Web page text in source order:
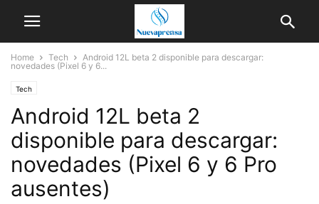
Home Tech
Android 12L beta 2 disponible para descargar:
novedades (Pixel 6 y 6...
Tech
Android 12L beta 2
disponible para descargar:
novedades (Pixel 6 y 6 Pro
ausentes)